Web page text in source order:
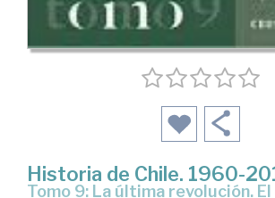
Historia de Chile. 1960-
Tomo 9: La última revolución. El gobierno de